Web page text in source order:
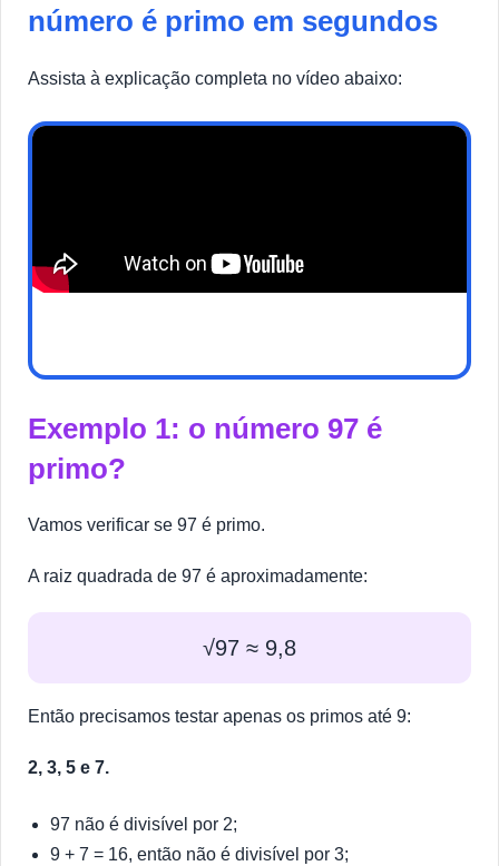
número é primo em segundos
Assista à explicação completa no vídeo abaixo:
Exemplo 1: o número 97 é
primo?
Vamos verificar se 97 é primo.
A raiz quadrada de 97 é aproximadamente:
√97 ≈ 9,8
Então precisamos testar apenas os primos até 9:
2, 3, 5 e 7.
97 não é divisível por 2;
9 + 7 = 16, então não é divisível por 3;